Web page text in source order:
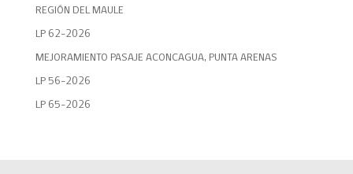
REGIÓN DEL MAULE
LP 62-2026
MEJORAMIENTO PASAJE ACONCAGUA, PUNTA ARENAS
LP 56-2026
LP 65-2026